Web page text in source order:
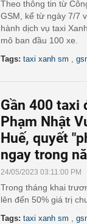
Theo thông tin từ
GSM, kể từ ngày 7/7
hành dịch vụ taxi
mô ban đầu 100 xe.
Tags: taxi xanh sm
Gần 400 taxi
Phạm Nhật
Huế, quyết
ngay trong
24/05/2023 03:11:00 PM
Trong tháng khai
lên đến 50% giá trị
Tags: taxi xanh sm